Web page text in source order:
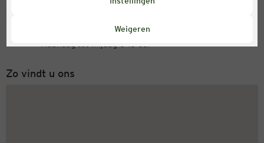
Weigeren
+31 (0) 543 20 50 15
Zo vindt u ons